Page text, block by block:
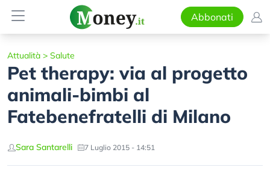
Abbonati
Attualità > Salute
Pet therapy: via al progetto
animali-bimbi al
Fatebenefratelli di Milano
Sara Santarelli 7 Luglio 2015 - 14:51